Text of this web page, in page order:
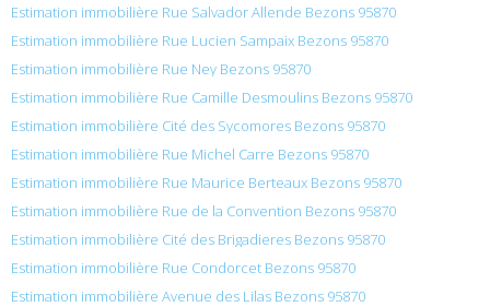
Estimation immobilière Rue Salvador Allende Bezons 95870
Estimation immobilière Rue Lucien Sampaix Bezons 95870
Estimation immobilière Rue Ney Bezons 95870
Estimation immobilière Rue Camille Desmoulins Bezons 95870
Estimation immobilière Cité des Sycomores Bezons 95870
Estimation immobilière Rue Michel Carre Bezons 95870
Estimation immobilière Rue Maurice Berteaux Bezons 95870
Estimation immobilière Rue de la Convention Bezons 95870
Estimation immobilière Cité des Brigadieres Bezons 95870
Estimation immobilière Rue Condorcet Bezons 95870
Estimation immobilière Avenue des Lilas Bezons 95870